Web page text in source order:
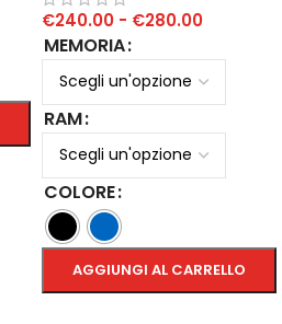
€240.00 - €280.00
MEMORIA
RAM
COLORE
AGGIUNGI AL CARRELLO